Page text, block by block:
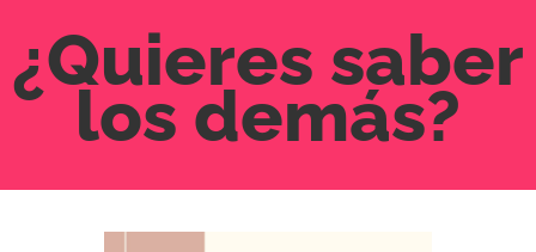
¿Quieres saber
los demás?